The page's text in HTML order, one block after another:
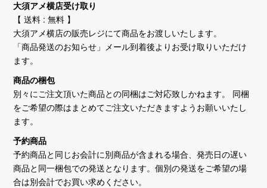
大須アメ横店受け取り
【 送料 : 無料 】
大須アメ横店の販売レジにて商品をお渡しいたします。
「商品発送のお知らせ」メール到着後よりお受け取りいただけ
ます。
商品の梱包
別々にご注文頂いた商品との同梱はご対応致しかねます。 同梱
をご希望の際はまとめてご注文いただきますようお願いいたし
ます。
予約商品
予約商品と同じお会計に別商品が含まれる場合、発売日の遅い
商品と同一梱包での発送となります。個別の発送をご希望の場
合は別会計でお買い求めください。